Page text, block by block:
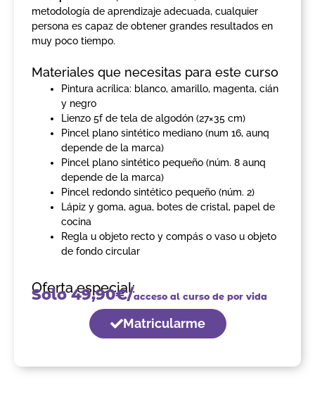
metodología de aprendizaje adecuada, cualquier
persona es capaz de obtener grandes resultados en
muy poco tiempo.
Materiales que necesitas para este curso
Pintura acrílica: blanco, amarillo, magenta, cián
y negro
Lienzo 5f de tela de algodón (27×35 cm)
Pincel plano sintético mediano (num 16, aunq
depende de la marca)
Pincel plano sintético pequeño (núm. 8 aunq
depende de la marca)
Pincel redondo sintético pequeño (núm. 2)
Lápiz y goma, agua, botes de cristal, papel de
cocina
Regla u objeto recto y compás o vaso u objeto
de fondo circular
Oferta especial:
Solo 49,90€/acceso al curso de por vida
Matricularme